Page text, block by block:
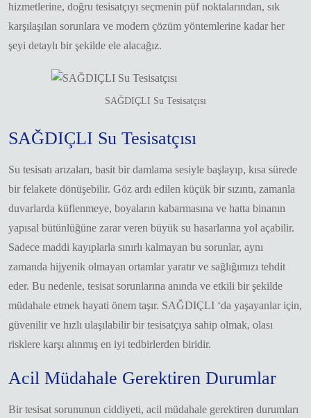
hizmetlerine, doğru tesisatçıyı seçmenin püf noktalarından, sık
karşılaşılan sorunlara ve modern çözüm yöntemlerine kadar her
şeyi detaylı bir şekilde ele alacağız.
SAĞDIÇLI Su Tesisatçısı
SAĞDIÇLI Su Tesisatçısı
Su tesisatı arızaları, basit bir damlama sesiyle başlayıp, kısa sürede
bir felakete dönüşebilir. Göz ardı edilen küçük bir sızıntı, zamanla
duvarlarda küflenmeye, boyaların kabarmasına ve hatta binanın
yapısal bütünlüğüne zarar veren büyük su hasarlarına yol açabilir.
Sadece maddi kayıplarla sınırlı kalmayan bu sorunlar, aynı
zamanda hijyenik olmayan ortamlar yaratır ve sağlığımızı tehdit
eder. Bu nedenle, tesisat sorunlarına anında ve etkili bir şekilde
müdahale etmek hayati önem taşır. SAĞDIÇLI ‘da yaşayanlar için,
güvenilir ve hızlı ulaşılabilir bir tesisatçıya sahip olmak, olası
risklere karşı alınmış en iyi tedbirlerden biridir.
Acil Müdahale Gerektiren Durumlar
Bir tesisat sorununun ciddiyeti, acil müdahale gerektiren durumları